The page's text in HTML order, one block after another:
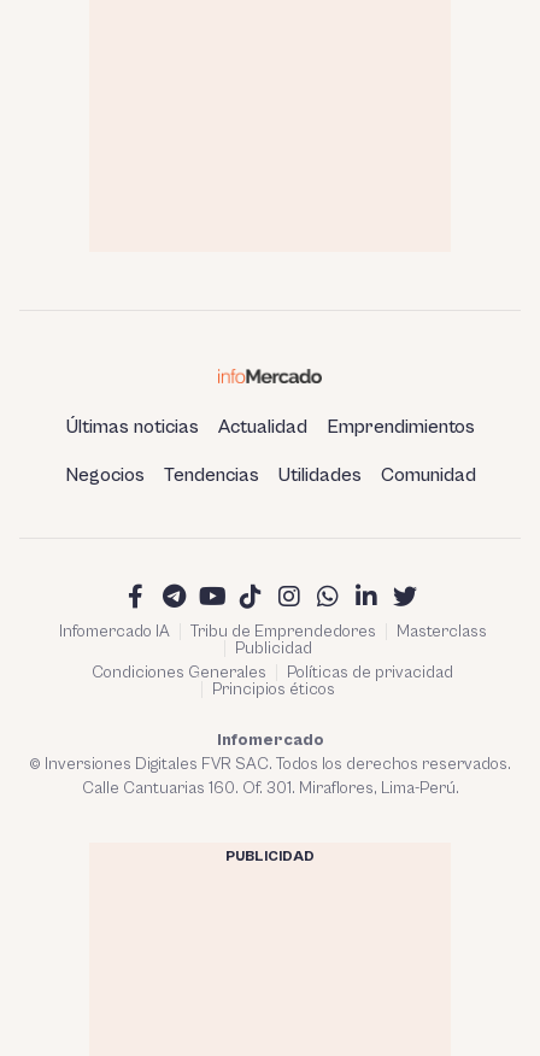
Últimas noticias Actualidad Emprendimientos
Negocios Tendencias Utilidades Comunidad
Infomercado IA Tribu de Emprendedores
Masterclass
Publicidad
Condiciones Generales
Políticas de privacidad
Principios éticos
Infomercado
© Inversiones Digitales FVR SAC. Todos los derechos reservados.
Calle Cantuarias 160. Of. 301. Miraflores, Lima-Perú.
PUBLICIDAD